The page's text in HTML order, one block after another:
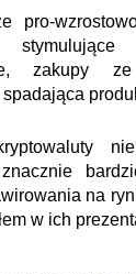
pro-
stymulujące
zakupy
na
w ich